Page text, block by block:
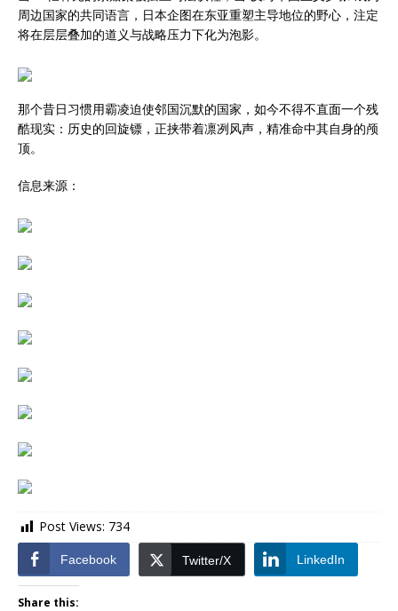
周边国家的共同语言，日本企图在东亚重塑主导地位的野心，注定
将在层层叠加的道义与战略压力下化为泡影。
那个昔日习惯用霸凌迫使邻国沉默的国家，如今不得不直面一个残
酷现实：历史的回旋镖，正挟带着凛冽风声，精准命中其自身的颅
顶。
信息来源：
Post Views: 734
Facebook Twitter/X LinkedIn
Share this: